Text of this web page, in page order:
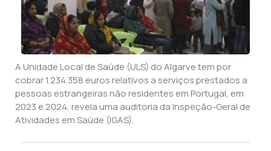
A Unidade Local de Saúde (ULS) do Algarve tem por
cobrar 1.234.358 euros relativos a serviços prestados a
pessoas estrangeiras não residentes em Portugal, em
2023 e 2024, revela uma auditoria da Inspeção-Geral de
Atividades em Saúde (IGAS).